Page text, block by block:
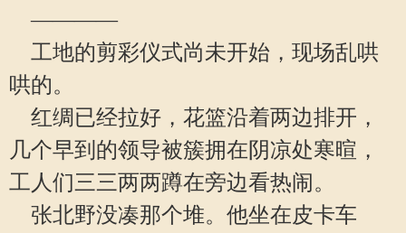
————
工地的剪彩仪式尚未开始，现场乱哄
哄的。
红绸已经拉好，花篮沿着两边排开，
几个早到的领导被簇拥在阴凉处寒暄，
工人们三三两两蹲在旁边看热闹。
张北野没凑那个堆。他坐在皮卡车